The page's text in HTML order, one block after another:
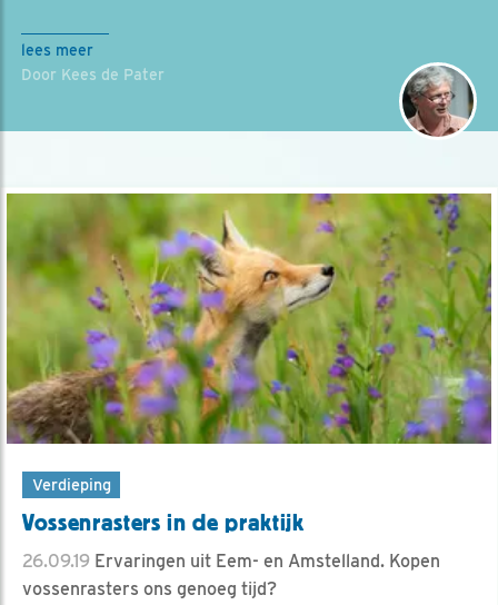
lees meer
Door Kees de Pater
Verdieping
Vossenrasters in de praktijk
26.09.19 Ervaringen uit Eem- en Amstelland. Kopen
vossenrasters ons genoeg tijd?